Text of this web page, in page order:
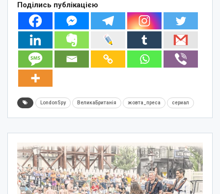
Поділись публікацією
LondonSpy ВеликаБританія жовта_преса сериал